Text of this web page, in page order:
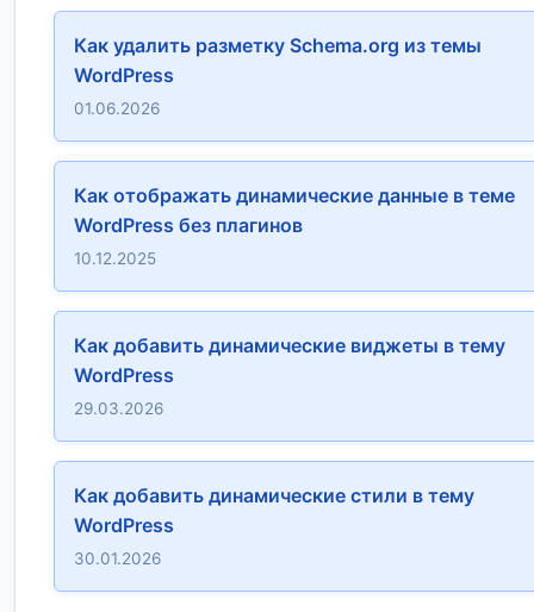
Как удалить разметку Schema.org из темы
WordPress
01.06.2026
Как отображать динамические данные в теме
WordPress без плагинов
10.12.2025
Как добавить динамические виджеты в тему
WordPress
29.03.2026
Как добавить динамические стили в тему
WordPress
30.01.2026